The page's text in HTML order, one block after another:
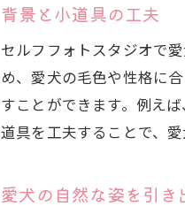
背景と小道具の工夫
セルフフォトスタジオで
め、愛犬の毛色や性格に
すことができます。例え
道具を工夫することで、
愛犬の自然な姿を引き